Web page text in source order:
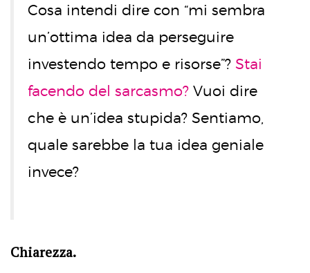
Cosa intendi dire con “mi sembra
un’ottima idea da perseguire
investendo tempo e risorse”? Stai
facendo del sarcasmo? Vuoi dire
che è un’idea stupida? Sentiamo,
quale sarebbe la tua idea geniale
invece?
Chiarezza.